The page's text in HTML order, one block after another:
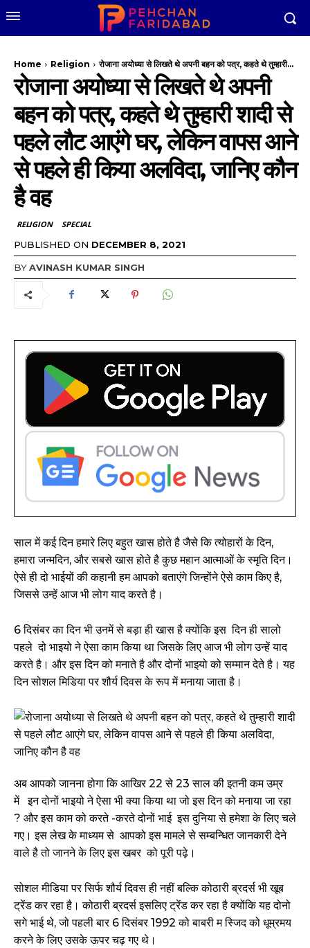
Home Religion रोजाना अयोध्या से लिखते थे अपनी बहन को पत्र, कहते थे तुम्हारी...
रोजाना अयोध्या से लिखते थे अपनी
बहन को पत्र, कहते थे तुम्हारी शादी से
पहले लौट आएंगे घर, लेकिन वापस आने
से पहले ही किया अलविदा, जानिए कौन
है वह
RELIGION SPECIAL
PUBLISHED ON DECEMBER 8, 2021
BYAVINASH KUMAR SINGH
साल में कई दिन हमारे लिए बहुत खास होते है जैसे कि त्योहारों के दिन,
हमारा जन्मदिन, और सबसे खास होते है कुछ महान आत्माओं के स्मृति दिन।
ऐसे ही दो भाईयों की कहानी हम आपको बताएंगे जिन्होंने ऐसे काम किए है,
जिससे उन्हें आज भी लोग याद करते है।
6 दिसंबर का दिन भी उनमें से बड़ा ही खास है क्योंकि इस दिन ही सालो
पहले दो भाइयो ने ऐसा काम किया था जिसके लिए आज भी लोग उन्हें याद
करते है। और इस दिन को मनाते है और दोनों भाइयो को सम्मान देते है। यह
दिन सोशल मिडिया पर शौर्य दिवस के रूप में मनाया जाता है।
अब आपको जानना होगा कि आखिर 22 से 23 साल की इतनी कम उम्र
में इन दोनों भाइयो ने ऐसा भी क्या किया था जो इस दिन को मनाया जा रहा
? और इस काम को करते -करते दोनों भाई इस दुनिया से हमेशा के लिए चले
गए। इस लेख के माध्यम से आपको इस मामले से सम्बन्धित जानकारी देने
वाले है तो जानने के लिए इस खबर को पूरी पढ़े।
सोशल मीडिया पर सिर्फ शौर्य दिवस ही नहीं बल्कि कोठारी ब्रदर्स भी खूब
ट्रेंड कर रहा है। कोठारी ब्रदर्स इसलिए ट्रेंड कर रहा है क्योंकि यह दोनो
सगे भाई थे, जो पहली बार 6 दिसंबर 1992 को बाबरी म स्जिद को धूम्रमय
करने के लिए उसके ऊपर चढ़ गए थे।